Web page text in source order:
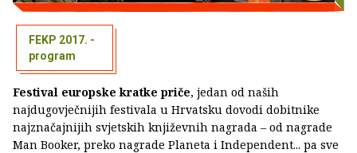
FEKP 2017. -
program
Festival europske kratke priče, jedan od naših
najdugovječnijih festivala u Hrvatsku dovodi dobitnike
najznačajnijih svjetskih književnih nagrada – od nagrade
Man Booker, preko nagrade Planeta i Independent... pa sve